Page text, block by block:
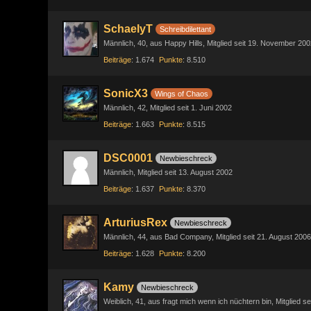
SchaelyT
Schreibdilettant
Männlich 40 aus Happy Hills
Mitglied seit 19. November
Beiträge
1.674 Punkte 8.510
SonicX3
Wings of Chaos
Männlich 42
Mitglied seit 1. Juni 2002
Beiträge
1.663 Punkte 8.515
DSC0001
Newbieschreck
Männlich
Mitglied seit 13. August 2002
Beiträge
1.637 Punkte 8.370
ArturiusRex
Newbieschreck
Männlich 44 aus Bad Company
Mitglied seit 21. August 2006
Beiträge
1.628 Punkte 8.200
Kamy
Newbieschreck
Weiblich 41 aus fragt mich wenn ich nüchtern bin Mitglied